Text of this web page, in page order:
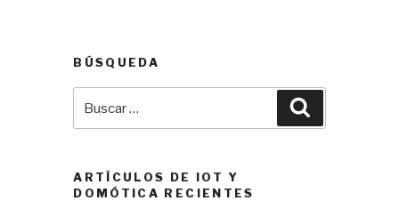
BÚSQUEDA
por:
ARTÍCULOS DE IOT Y
DOMÓTICA RECIENTES